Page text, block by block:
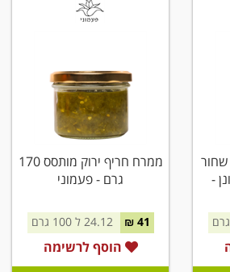
שחור
-
ממרח חריף ירוק מותסס 170
גרם - פעמוני
41 ₪
הוסף לרשימה